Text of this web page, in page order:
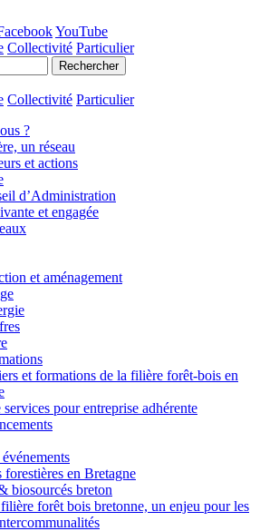
YouTube
Collectivité Particulier
Collectivité Particulier
?
un réseau
et actions
d’Administration
et engagée
et aménagement
et formations de la filière forêt-bois en
pour entreprise adhérente
forestières en Bretagne
biosourcés breton
forêt bois bretonne, un enjeu pour les